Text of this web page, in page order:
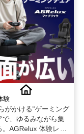
験
がかける"ゲーミング
で、ゆるみながら集
。AGRelux 体験レビ